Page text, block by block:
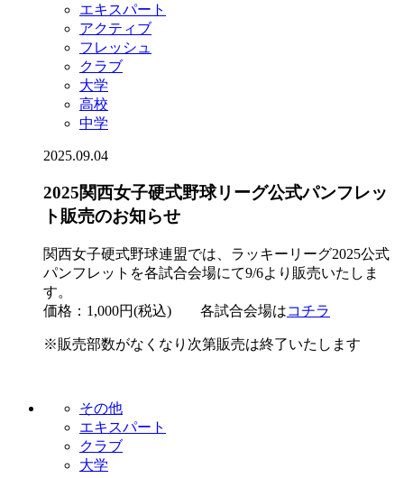
エキスパート
アクティブ
フレッシュ
クラブ
大学
高校
中学
2025.09.04
2025関西女子硬式野球リーグ公式パンフレッ
ト販売のお知らせ
関西女子硬式野球連盟では、ラッキーリーグ2025公式
パンフレットを各試合会場にて9/6より販売いたしま
す。
価格：1,000円(税込) 各試合会場はコチラ
※販売部数がなくなり次第販売は終了いたします
その他
エキスパート
クラブ
大学